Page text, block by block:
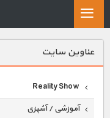
عناوين سايت
Reality Show
آموزشی / آشپزی